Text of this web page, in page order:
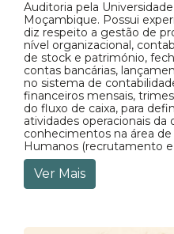
Auditoria pela
Moçambique. Possui
diz respeito a gestão de
nível organizacional,
de stock e património,
contas bancárias,
no sistema de
financeiros mensais,
do fluxo de caixa, para
atividades operacionais da
conhecimentos na área
Humanos (recrutamento e
Ver Mais